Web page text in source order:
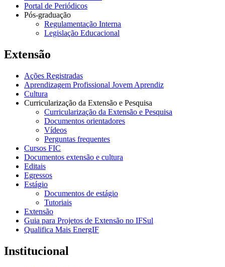
Portal de Periódicos
Pós-graduação
Regulamentação Interna
Legislação Educacional
Extensão
Ações Registradas
Aprendizagem Profissional Jovem Aprendiz
Cultura
Curricularização da Extensão e Pesquisa
Curricularização da Extensão e Pesquisa
Documentos orientadores
Vídeos
Perguntas frequentes
Cursos FIC
Documentos extensão e cultura
Editais
Egressos
Estágio
Documentos de estágio
Tutoriais
Extensão
Guia para Projetos de Extensão no IFSul
Qualifica Mais EnergIF
Institucional